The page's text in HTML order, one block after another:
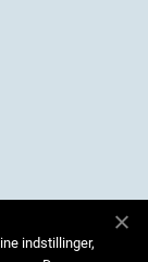
indstillinger,